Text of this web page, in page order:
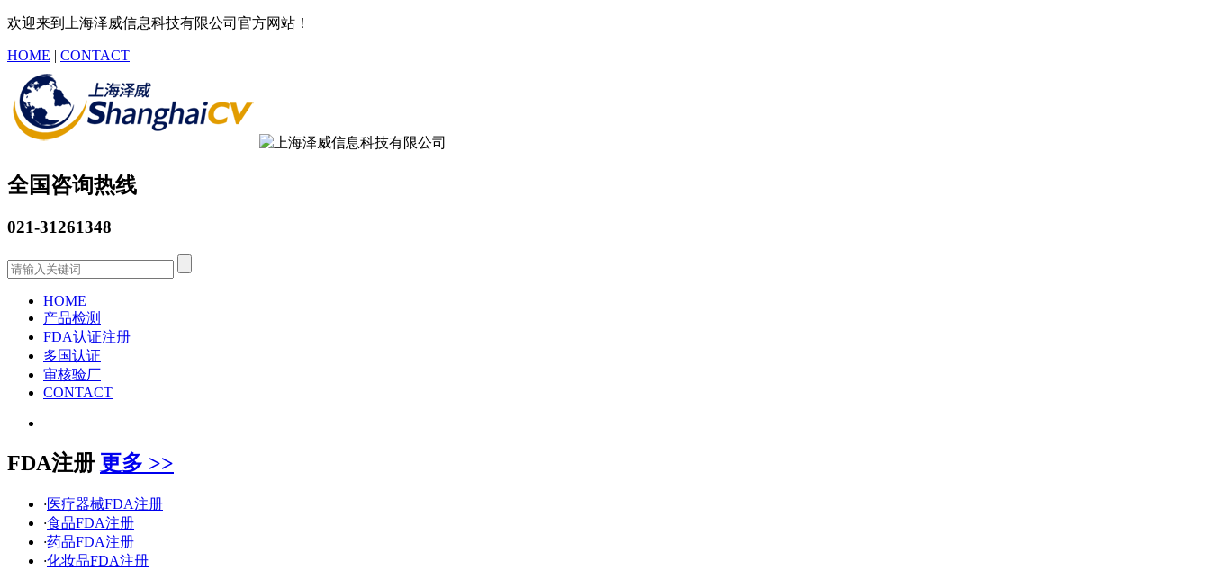
欢迎来到上海泽威信息科技有限公司官方网站！
HOME | CONTACT
全国咨询热线
021-31261348
HOME
产品检测
FDA认证注册
多国认证
审核验厂
CONTACT
FDA注册 更多 >>
·医疗器械FDA注册
·食品FDA注册
·药品FDA注册
·化妆品FDA注册